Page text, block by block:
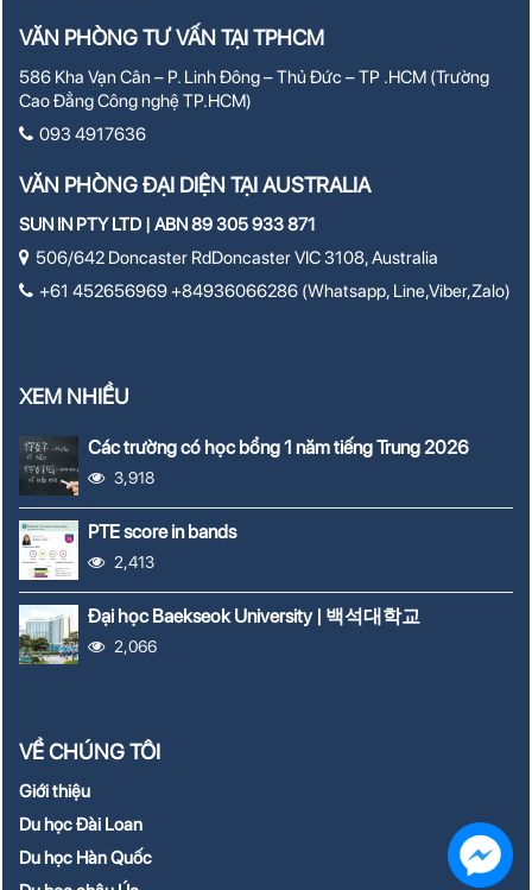
VĂN PHÒNG TƯ VẤN TẠI TPHCM
586 Kha Vạn Cân – P. Linh Đông – Thủ Đức – TP .HCM (Trường
Cao Đẳng Công nghệ TP.HCM)
093 4917636
VĂN PHÒNG ĐẠI DIỆN TẠI AUSTRALIA
SUN IN PTY LTD | ABN 89 305 933 871
506/642 Doncaster RdDoncaster VIC 3108, Australia
+61 452656969 +84936066286 (Whatsapp, Line,Viber,Zalo)
XEM NHIỀU
Các trường có học bổng 1 năm tiếng Trung 2026
3,918
PTE score in bands
2,413
Đại học Baekseok University | 백석대학교
2,066
VỀ CHÚNG TÔI
Giới thiệu
Du học Đài Loan
Du học Hàn Quốc